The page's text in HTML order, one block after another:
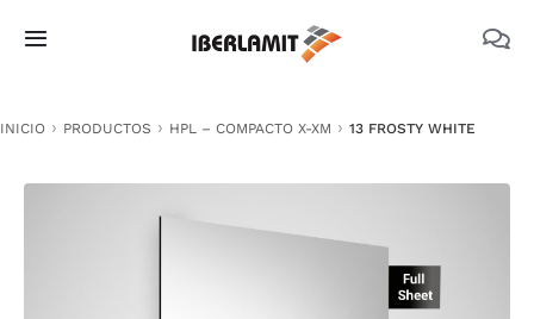
Toggle
NOSOTROS
INICIO PRODUCTOS HPL – COMPACTO X-XM 13 FROSTY WHITE